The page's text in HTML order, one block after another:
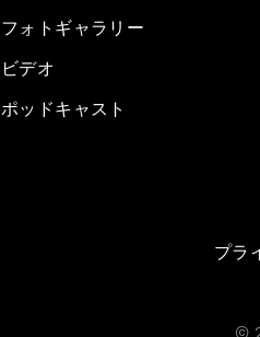
フォトギャラリー
ビデオ
ポッドキャスト
プラ